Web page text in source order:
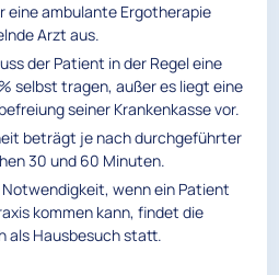
eine ambulante Ergotherapie
Arzt aus.
der Patient in der Regel eine
selbst tragen, außer es liegt eine
seiner Krankenkasse vor.
beträgt je nach durchgeführter
30 und 60 Minuten.
wenn ein Patient
kommen kann, findet die
als Hausbesuch statt.